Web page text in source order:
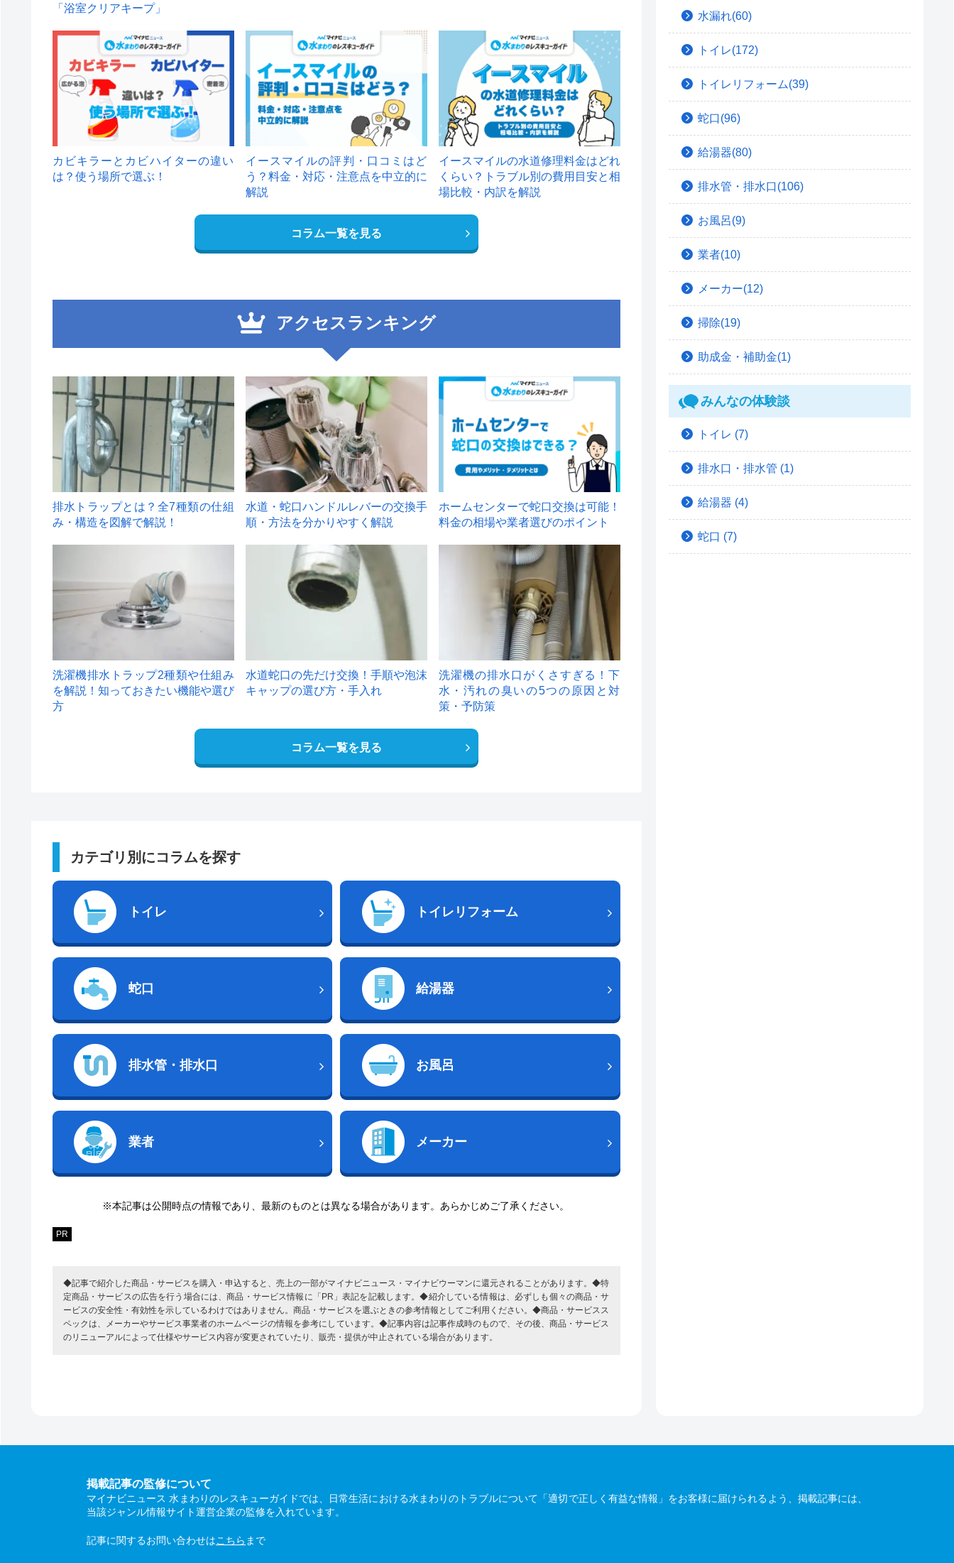
「浴室クリアキープ」
カビキラーとカビハイターの違い
は？使う場所で選ぶ！
イースマイルの評判・口コミはど
う？料金・対応・注意点を中立的に
解説
イースマイルの水道修理料金はどれ
くらい？トラブル別の費用目安と相
場比較・内訳を解説
コラム一覧を見る
アクセスランキング
1
排水トラップとは？全7種類の仕組
み・構造を図解で解説！
2
水道・蛇口ハンドルレバーの交換手
順・方法を分かりやすく解説
ホームセンターで蛇口交換は可能！
料金の相場や業者選びのポイント
洗濯機排水トラップ2種類や仕組み
を解説！知っておきたい機能や選び
方
水道蛇口の先だけ交換！手順や泡沫
キャップの選び方・手入れ
洗濯機の排水口がくさすぎる！下
水・汚れの臭いの5つの原因と対
策・予防策
コラム一覧を見る
カテゴリ別にコラムを探す
トイレ トイレリフォーム
蛇口 給湯器
排水管・排水口 お風呂
業者 メーカー
※本記事は公開時点の情報であり、最新のものとは異なる場合があります。あらかじめご了承ください。
PR
◆記事で紹介した商品・サービスを購入・申込すると、売上の一部がマイナビニュース・マイナビウーマンに還元されることがあります。◆特
定商品・サービスの広告を行う場合には、商品・サービス情報に「PR」表記を記載します。◆紹介している情報は、必ずしも個々の商品・サ
ービスの安全性・有効性を示しているわけではありません。商品・サービスを選ぶときの参考情報としてご利用ください。◆商品・サービスス
ペックは、メーカーやサービス事業者のホームページの情報を参考にしています。◆記事内容は記事作成時のもので、その後、商品・サービス
のリニューアルによって仕様やサービス内容が変更されていたり、販売・提供が中止されている場合があります。
水漏れ(60)
トイレ(172)
トイレリフォーム(39)
蛇口(96)
給湯器(80)
排水管・排水口(106)
お風呂(9)
業者(10)
メーカー(12)
掃除(19)
助成金・補助金(1)
みんなの体験談
トイレ (7)
排水口・排水管 (1)
給湯器 (4)
蛇口 (7)
掲載記事の監修について
マイナビニュース 水まわりのレスキューガイドでは、日常生活における水まわりのトラブルについて「適切で正しく有益な情報」をお客様に届けられるよう、掲載記事には、
当該ジャンル情報サイト運営企業の監修を入れています。
記事に関するお問い合わせはこちら まで